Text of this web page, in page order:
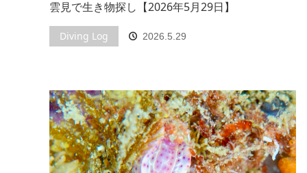
雲見で生き物探し【2026年5月29日】
Diving Log 2026.5.29